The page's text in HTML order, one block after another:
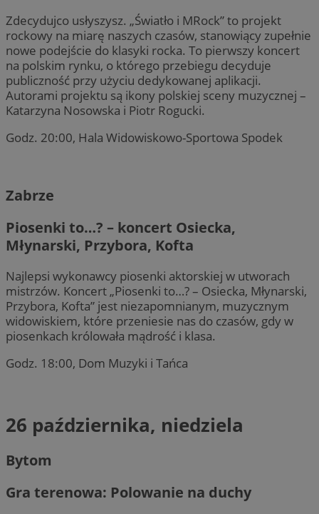
Zdecydujco usłyszysz. „Światło i MRock” to projekt
rockowy na miarę naszych czasów, stanowiący zupełnie
nowe podejście do klasyki rocka. To pierwszy koncert
na polskim rynku, o którego przebiegu decyduje
publiczność przy użyciu dedykowanej aplikacji.
Autorami projektu są ikony polskiej sceny muzycznej –
Katarzyna Nosowska i Piotr Rogucki.
Godz. 20:00, Hala Widowiskowo-Sportowa Spodek
Zabrze
Piosenki to…? – koncert Osiecka,
Młynarski, Przybora, Kofta
Najlepsi wykonawcy piosenki aktorskiej w utworach
mistrzów. Koncert „Piosenki to…? – Osiecka, Młynarski,
Przybora, Kofta” jest niezapomnianym, muzycznym
widowiskiem, które przeniesie nas do czasów, gdy w
piosenkach królowała mądrość i klasa.
Godz. 18:00, Dom Muzyki i Tańca
26 października, niedziela
Bytom
Gra terenowa: Polowanie na duchy